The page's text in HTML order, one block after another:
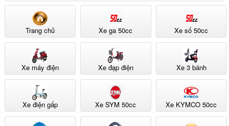
Trang chủ Xe ga 50cc Xe số 50cc
Xe máy điện Xe đạp điện Xe 3 bánh
Xe điện gấp Xe SYM 50cc Xe KYMCO 50cc